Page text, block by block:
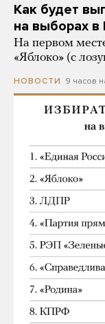
Как будет
на выборах в
На первом
«Яблоко» (с
НОВОСТИ 9 часов